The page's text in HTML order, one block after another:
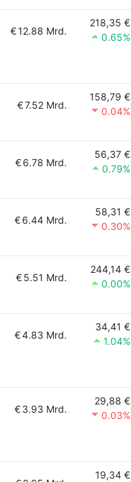
€12.88 Mrd.
218,35 €
0.65%
€7.52 Mrd.
158,79 €
0.04%
€6.78 Mrd.
56,37 €
0.79%
€6.44 Mrd.
58,31 €
0.30%
€5.51 Mrd.
244,14 €
0.00%
€4.83 Mrd.
34,41 €
1.04%
€3.93 Mrd.
29,88 €
0.03%
19,34 €